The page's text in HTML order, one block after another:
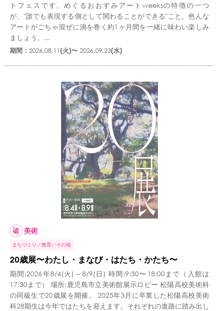
トフェスです。めぐるおおすみアートweeksの特徴の一つ
が、"誰でも表現する側として関わることができる"こと。色んな
アートがごちゃ混ぜに渦を巻く約1ヶ月間を一緒に味わい楽しみ
ましょう。...
期間： 2026.08.11(火)〜 2026.09.23(水)
美術
まちづくり 教育 その他
20歳展〜わたし・まなび・はたち・かたち〜
期間:2026年8/4(火)～8/9(日) 時間:9:30〜18:00まで（入館は
17:30まで） 場所:鹿児島市立美術館展示ロビー 松陽高校美術科
の同級生で20歳展を開催。 2025年3月に卒業した松陽高校美術
科28期生は今年ではたちを迎えます。それぞれの進路に踏み出し